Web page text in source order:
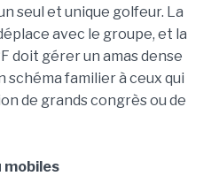
seul et unique golfeur. La
avec le groupe, et la
doit gérer un amas dense
schéma familier à ceux qui
de grands congrès ou de
mobiles